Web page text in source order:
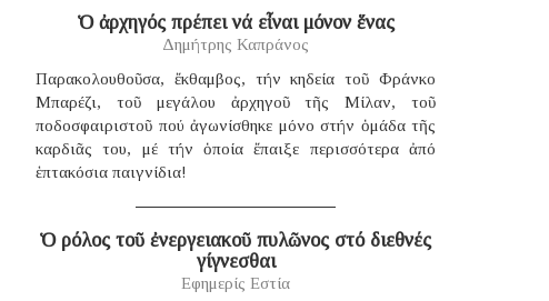
Ὁ ἀρχηγός πρέπει νά εἶναι μόνον ἕνας
Δημήτρης Καπράνος
Παρακολουθοῦσα, ἔκθαμβος, τήν κηδεία τοῦ Φράνκο
Μπαρέζι, τοῦ μεγάλου ἀρχηγοῦ τῆς Μίλαν, τοῦ
ποδοσφαιριστοῦ πού ἀγωνίσθηκε μόνο στήν ὁμάδα τῆς
καρδιᾶς του, μέ τήν ὁποία ἔπαιξε περισσότερα ἀπό
ἑπτακόσια παιγνίδια!
Ὁ ρόλος τοῦ ἐνεργειακοῦ πυλῶνος στό διεθνές
γίγνεσθαι
Εφημερίς Εστία